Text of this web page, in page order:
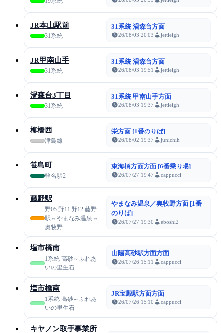
JR本山駅前
31系統
31系統 渦森台方面
26/08/03 20:03 jettleigh
JR甲南山手
31系統
31系統 渦森台方面
26/08/03 19:51 jettleigh
渦森台3丁目
31系統
31系統 甲南山手方面
26/08/03 19:37 jettleigh
柳橋西
津島線
栄方面 [1番のりば]
26/08/02 19:37 junichih
笹島町
幹名駅2
東海橋方面方面 [6番乗り場]
26/07/27 19:47 cappucci
藤野駅
野05 野11 野12 藤野
駅⇔やまなみ温泉⇔
奥牧野
やまなみ温泉／奥牧野方面 [1番
のりば]
26/07/27 19:30 eboshi2
塩市橋南
1系統 高砂～ふれあ
いの里生石
山陽高砂駅方面方面
26/07/26 15:11 cappucci
塩市橋南
1系統 高砂～ふれあ
いの里生石
JR宝殿駅方面方面
26/07/26 15:10 cappucci
キヤノン取手事業所